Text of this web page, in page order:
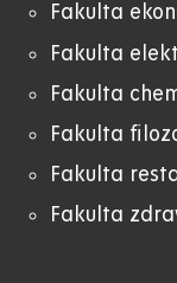
Fakulta
Fakulta
Fakulta
Fakulta
Fakulta
Fakulta